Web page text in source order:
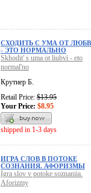
СХОДИТЬ С УМА ОТ
- ЭТО НОРМАЛЬНО
Skhodit' s uma ot liubvi - eto
normal'no
Крутиер Б.
Retail Price: $13.95
Your Price: $8.95
shipped in 1-3 days
ИГРА СЛОВ В ПОТОКЕ
СОЗНАНИЯ. АФОРИЗМЫ
Igra slov v potoke soznaniia.
Aforizmy